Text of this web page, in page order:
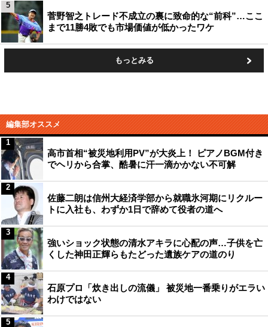
菅野智之トレード不成立の裏に致命的な“前科”…ここ
まで11勝4敗でも市場価値が低かったワケ
5
もっとみる
編集部オススメ
高市首相“被災地利用PV”が大炎上！ ピアノBGM付き
でヘリから合掌、酷暑に汗一滴かかない不可解
1
佐藤二朗は信州大経済学部から就職氷河期にリクルー
トに入社も、わずか1日で辞めて役者の道へ
2
強いショック状態の清水アキラに心配の声…子供を亡
くした神田正輝らもたどった遺族ケアの道のり
3
石原プロ「炊き出しの流儀」 被災地一番乗りがエラい
わけではない
4
5